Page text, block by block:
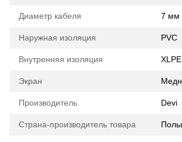
Диаметр кабеля 7 мм
Наружная изоляция PVC
Внутренняя изоляция XLPE
Экран
Производитель Devi
Страна-производитель товара